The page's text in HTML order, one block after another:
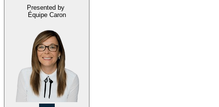
Presented by
Équipe Caron